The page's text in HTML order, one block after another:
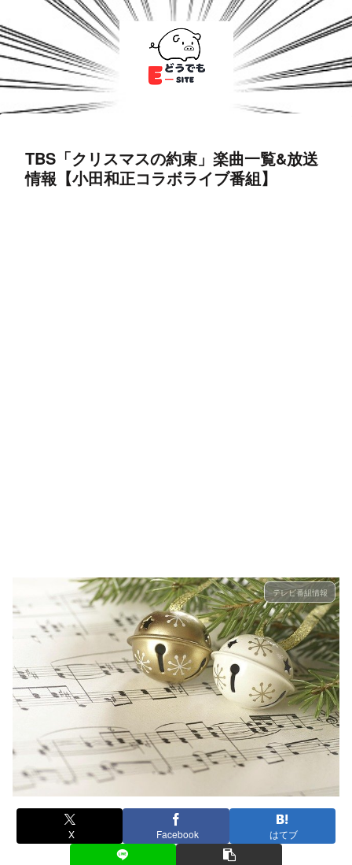
TBS「クリスマスの約束」楽曲一覧&放送
情報【小田和正コラボライブ番組】
テレビ番組情報
X Facebook はてブ